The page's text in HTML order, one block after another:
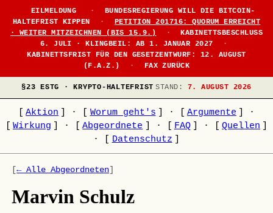
EILMELDUNG ·
BUNDESREGIERUNG WILL DIE BITCOIN-
HALTEFRIST KIPPEN
·
PETITION 201716: QUORUM ERREICHT
· WEITER MITZEICHNEN (BIS 15.9.)
·
KABINETTSBESCHLUSS
6. JULI · KLINGBEIL: AB 1. JANUAR 2027
·
KABINETTSFRIST FÜR DEN GESETZENTWURF: 12. AUGUST
(F.A.Z.)
· FAX ZURÜCK
§23 ESTG · KRYPTO-HALTEFRIST STAND: 7. AUGUST 2026
Aktion · Worum geht's · Argumente
·
Wirkung · Abgeordnete · FAQ · Quellen
·
Datenschutz
[← Alle Abgeordneten]
Marvin Schulz